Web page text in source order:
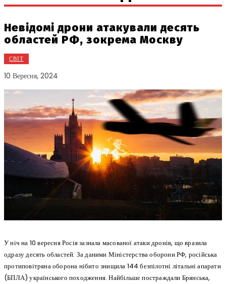
Невідомі дрони атакували десять
областей РФ, зокрема Москву
СВІТ
10 Вересня, 2024
У ніч на 10 вересня Росія зазнала масованої атаки дронів, що вразила
одразу десять областей. За даними Міністерства оборони РФ, російська
протиповітряна оборона нібито знищила 144 безпілотні літальні апарати
(БПЛА) українського походження. Найбільше постраждали Брянська,